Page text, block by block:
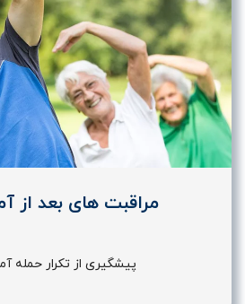
مراقبت های بعد از
پیشگیری از تکرار حمله